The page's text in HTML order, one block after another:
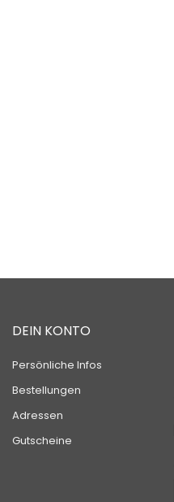
DEIN KONTO
Persönliche Infos
Bestellungen
Adressen
Gutscheine